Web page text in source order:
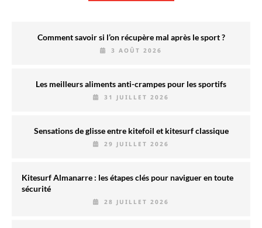
Comment savoir si l’on récupère mal après le sport ?
3 AOÛT 2026
Les meilleurs aliments anti-crampes pour les sportifs
31 JUILLET 2026
Sensations de glisse entre kitefoil et kitesurf classique
29 JUILLET 2026
Kitesurf Almanarre : les étapes clés pour naviguer en toute
sécurité
28 JUILLET 2026